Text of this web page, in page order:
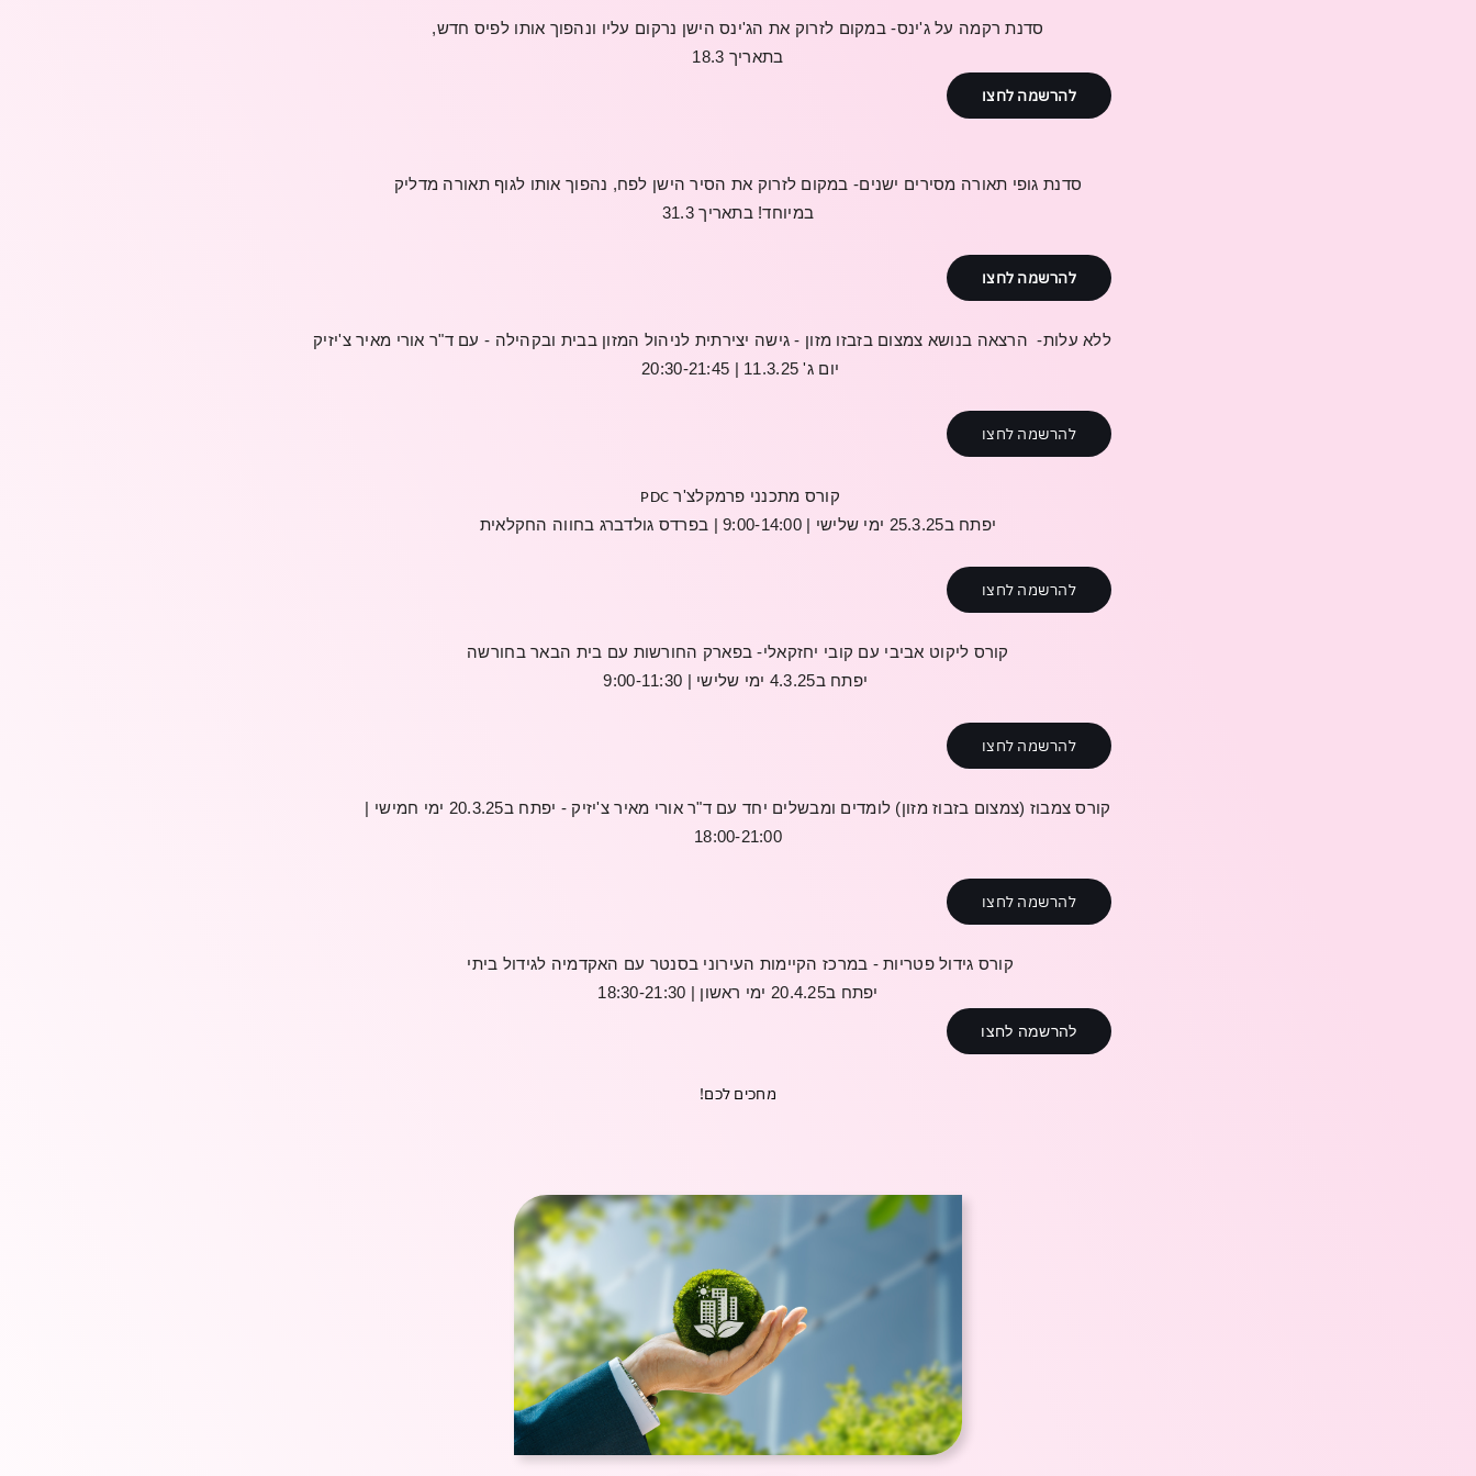
סדנת רקמה על ג'ינס- במקום לזרוק את הג'ינס הישן נרקום עליו ונהפוך אותו לפיס חדש,
בתאריך 18.3
להרשמה לחצו
סדנת גופי תאורה מסירים ישנים- במקום לזרוק את הסיר הישן לפח, נהפוך אותו לגוף תאורה מדליק
במיוחד! בתאריך 31.3
להרשמה לחצו
ללא עלות- הרצאה בנושא צמצום בזבזו מזון - גישה יצירתית לניהול המזון בבית ובקהילה - עם ד"ר אורי מאיר צ'יזיק
יום ג' 11.3.25 | 20:30-21:45
להרשמה לחצו
קורס מתכנני פרמקלצ'ר PDC
יפתח ב25.3.25 ימי שלישי | 9:00-14:00 | בפרדס גולדברג בחווה החקלאית
להרשמה לחצו
קורס ליקוט אביבי עם קובי יחזקאלי- בפארק החורשות עם בית הבאר בחורשה
יפתח ב4.3.25 ימי שלישי
להרשמה לחצו
קורס צמבוז (צמצום בזבוז מזון) לומדים ומבשלים יחד עם ד"ר אורי מאיר צ'יזיק - יפתח ב20.3.25 ימי חמישי
18:00-21:00
להרשמה לחצו
קורס גידול פטריות- במרכז הקיימות העירוני בסנטר עם האקדמיה לגידול ביתי
יפתח ב20.4.25 ימי ראשון
להרשמה לחצו
מחכים לכם!